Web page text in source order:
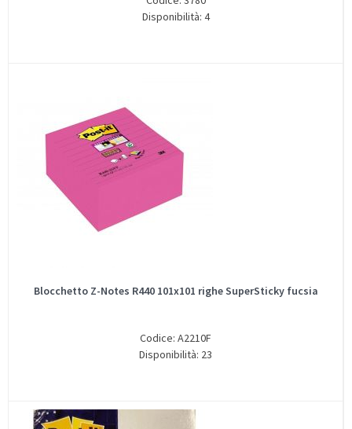
Disponibilità: 4
Blocchetto Z-Notes R440 101x101 righe SuperSticky fucsia
Codice: A2210F
Disponibilità: 23